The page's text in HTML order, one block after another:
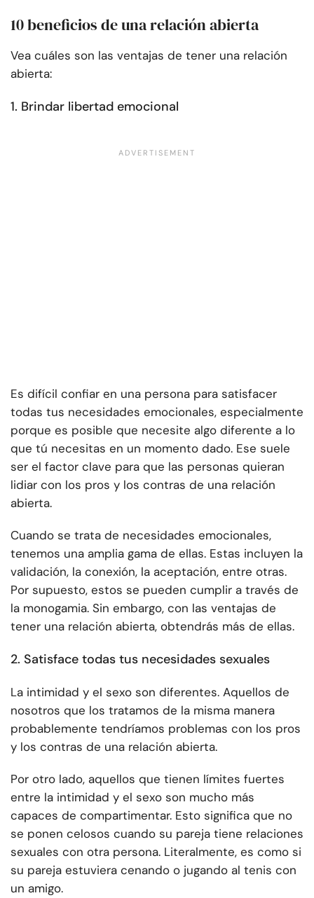
10 beneficios de una relación abierta
Vea cuáles son las ventajas de tener una relación
abierta:
1. Brindar libertad emocional
Es difícil confiar en una persona para satisfacer
todas tus necesidades emocionales, especialmente
porque es posible que necesite algo diferente a lo
que tú necesitas en un momento dado. Ese suele
ser el factor clave para que las personas quieran
lidiar con los pros y los contras de una relación
abierta.
Cuando se trata de necesidades emocionales,
tenemos una amplia gama de ellas. Estas incluyen la
validación, la conexión, la aceptación, entre otras.
Por supuesto, estos se pueden cumplir a través de
la monogamia. Sin embargo, con las ventajas de
tener una relación abierta, obtendrás más de ellas.
2. Satisface todas tus necesidades sexuales
La intimidad y el sexo son diferentes. Aquellos de
nosotros que los tratamos de la misma manera
probablemente tendríamos problemas con los pros
y los contras de una relación abierta.
Por otro lado, aquellos que tienen límites fuertes
entre la intimidad y el sexo son mucho más
capaces de compartimentar. Esto significa que no
se ponen celosos cuando su pareja tiene relaciones
sexuales con otra persona. Literalmente, es como si
su pareja estuviera cenando o jugando al tenis con
un amigo.